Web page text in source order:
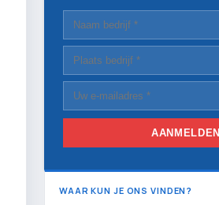
AANMELDEN
WAAR KUN JE ONS VINDEN?